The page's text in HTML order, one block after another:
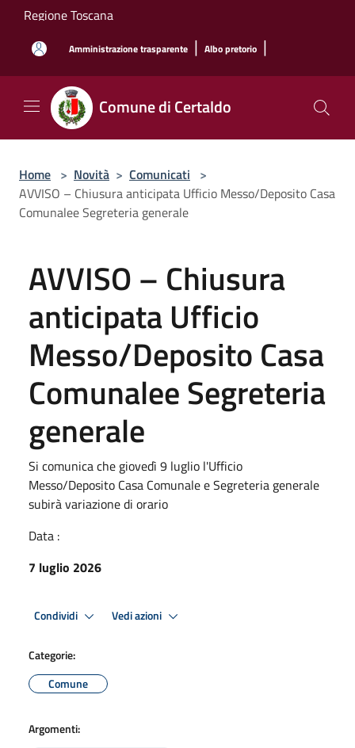
Salta al contenuto principale
Regione Toscana
Amministrazione trasparente | Albo pretorio |
Comune di Certaldo
Home > Novità > Comunicati >
AVVISO – Chiusura anticipata Ufficio Messo/Deposito Casa
Comunalee Segreteria generale
AVVISO – Chiusura
anticipata Ufficio
Messo/Deposito Casa
Comunalee Segreteria
generale
Si comunica che giovedì 9 luglio l'Ufficio
Messo/Deposito Casa Comunale e Segreteria generale
subirà variazione di orario
Data :
7 luglio 2026
Condividi Vedi azioni
Categorie:
Comune
Argomenti: